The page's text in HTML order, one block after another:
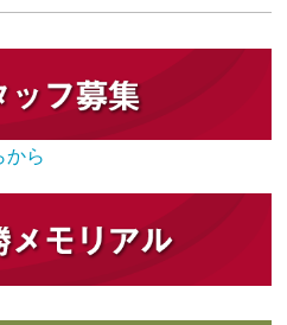
から